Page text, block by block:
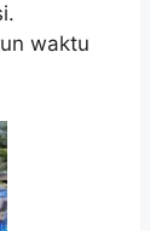
waktu